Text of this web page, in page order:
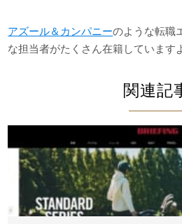
アズール＆カンパニーのような転職
な担当者がたくさん在籍しています
関連記